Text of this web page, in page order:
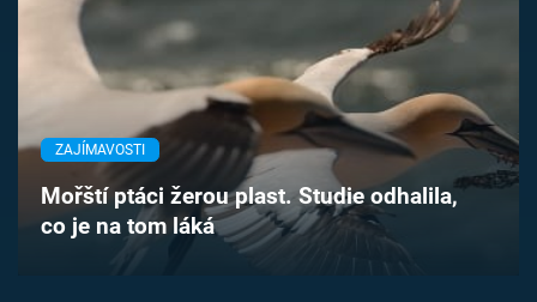
Pořady
TV Program
Časopis
Sledujte prima+
ZAJÍMAVOSTI
Mořští ptáci žerou plast. Studie odhalila,
co je na tom láká